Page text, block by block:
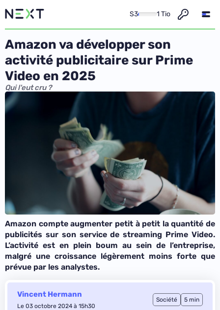
S3 1 Tio
Amazon va développer son
activité publicitaire sur Prime
Video en 2025
Qui l'eut cru ?
Amazon compte augmenter petit à petit la quantité de
publicités sur son service de streaming Prime Video.
L’activité est en plein boum au sein de l’entreprise,
malgré une croissance légèrement moins forte que
prévue par les analystes.
Vincent Hermann
Le 03 octobre 2024 à 15h30
Société 5 min